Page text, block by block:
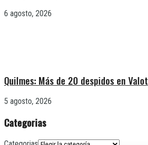
6 agosto, 2026
Quilmes: Más de 20 despidos en Valot
5 agosto, 2026
Categorias